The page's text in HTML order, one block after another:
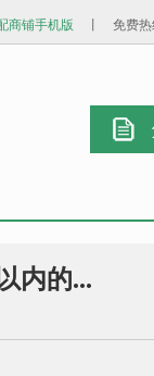
商铺手机版 丨 免费热
内的...